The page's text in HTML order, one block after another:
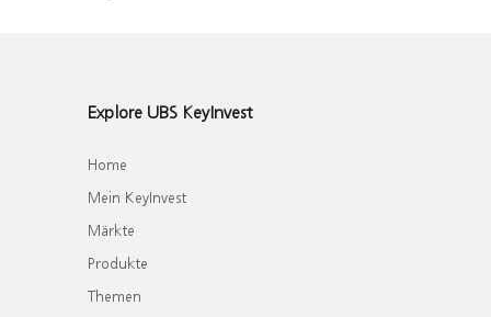
Explore UBS KeyInvest
Home
Mein KeyInvest
Märkte
Produkte
Themen